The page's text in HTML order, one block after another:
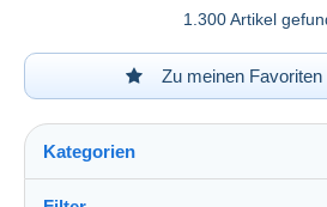
1.300 Artikel
Zu meinen Favoriten
Kategorien